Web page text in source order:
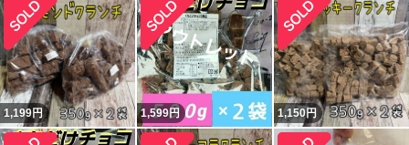
1,199円 1,599円 1,150円